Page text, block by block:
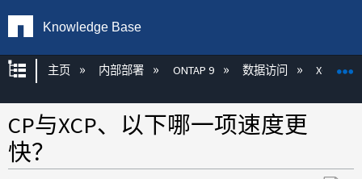
Knowledge Base
扩展/隐缩全局层次
主页 内部部署 ONTAP 9 数据访问 XCP
CP与XCP、以下哪一项速度更
快？